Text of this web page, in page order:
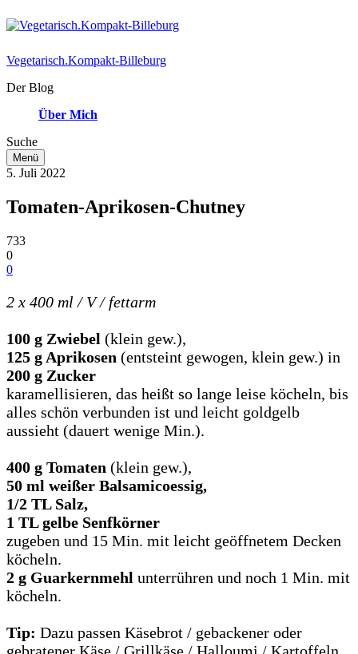
Vegetarisch.Kompakt-Billeburg
Der Blog
Über Mich
Suche
Menü
5. Juli 2022
Tomaten-Aprikosen-Chutney
733
0
0
2 x 400 ml / V / fettarm
100 g Zwiebel (klein gew.),
125 g Aprikosen (entsteint gewogen, klein gew.) in
200 g Zucker
karamellisieren, das heißt so lange leise köcheln, bis
alles schön verbunden ist und leicht goldgelb
aussieht (dauert wenige Min.).
400 g Tomaten (klein gew.),
50 ml weißer Balsamicoessig,
1/2 TL Salz,
1 TL gelbe Senfkörner
zugeben und 15 Min. mit leicht geöffnetem Decken
köcheln.
2 g Guarkernmehl unterrühren und noch 1 Min. mit
köcheln.
Tip: Dazu passen Käsebrot / gebackener oder